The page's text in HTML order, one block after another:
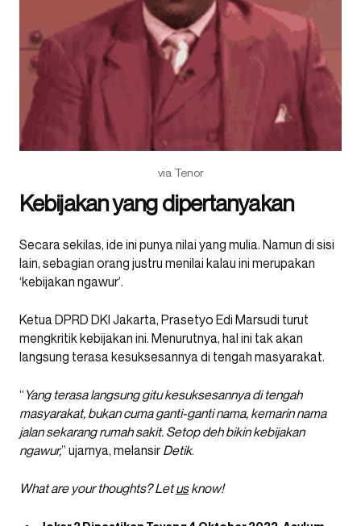
via Tenor
Kebijakan yang dipertanyakan
Secara sekilas, ide ini punya nilai yang mulia. Namun di sisi
lain, sebagian orang justru menilai kalau ini merupakan
‘kebijakan ngawur’.
Ketua DPRD DKI Jakarta, Prasetyo Edi Marsudi turut
mengkritik kebijakan ini. Menurutnya, hal ini tak akan
langsung terasa kesuksesannya di tengah masyarakat.
“ Yang terasa langsung gitu kesuksesannya di tengah
masyarakat, bukan cuma ganti-ganti nama, kemarin nama
jalan sekarang rumah sakit. Setop deh bikin kebijakan
ngawur,” ujarnya, melansir Detik.
What are your thoughts? Letusknow!